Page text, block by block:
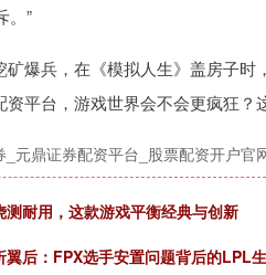
。”
爆兵，在《模拟人生》盖房子
平台，游戏世界会不会更疯狂？
_元鼎证券配资平台_股票配资开户官
耐用，这款游戏平衡经典与创新
后：FPX选手安置问题背后的LPL